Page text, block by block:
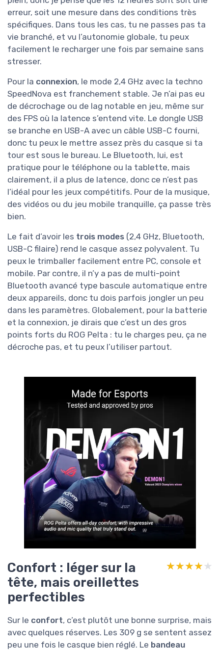
erreur, soit une mesure dans des conditions très
spécifiques. Dans tous les cas, tu ne passes pas ta
vie branché, et vu l’autonomie globale, tu peux
facilement le recharger une fois par semaine sans
stresser.
Pour la connexion, le mode 2,4 GHz avec la techno
SpeedNova est franchement stable. Je n’ai pas eu
de décrochage ou de lag notable en jeu, même sur
des FPS où la latence s’entend vite. Le dongle USB
se branche en USB-A avec un câble USB-C fourni,
donc tu peux le mettre assez près du casque si ta
tour est sous le bureau. Le Bluetooth, lui, est
pratique pour le téléphone ou la tablette, mais
clairement, il a plus de latence, donc ce n’est pas
l’idéal pour les jeux compétitifs. Pour de la musique,
des vidéos ou du jeu mobile tranquille, ça passe très
bien.
Le fait d’avoir les trois modes (2,4 GHz, Bluetooth,
USB-C filaire) rend le casque assez polyvalent. Tu
peux le trimballer facilement entre PC, console et
mobile. Par contre, il n’y a pas de multi-point
Bluetooth avancé type bascule automatique entre
deux appareils, donc tu dois parfois jongler un peu
dans les paramètres. Globalement, pour la batterie
et la connexion, je dirais que c’est un des gros
points forts du ROG Pelta : tu le charges peu, ça ne
décroche pas, et tu peux l’utiliser partout.
Confort : léger sur la
tête, mais oreillettes
perfectibles
★★★★★
★★★★★
Sur le confort, c’est plutôt une bonne surprise, mais
avec quelques réserves. Les 309 g se sentent assez
peu une fois le casque bien réglé. Le bandeau